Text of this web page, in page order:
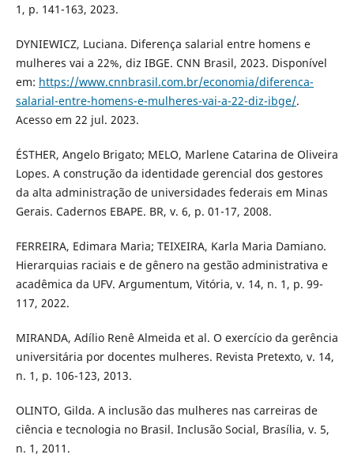
1, p. 141-163, 2023.
DYNIEWICZ, Luciana. Diferença salarial entre homens e
mulheres vai a 22%, diz IBGE. CNN Brasil, 2023. Disponível
em: https://www.cnnbrasil.com.br/economia/diferenca-
salarial-entre-homens-e-mulheres-vai-a-22-diz-ibge/.
Acesso em 22 jul. 2023.
ÉSTHER, Angelo Brigato; MELO, Marlene Catarina de Oliveira
Lopes. A construção da identidade gerencial dos gestores
da alta administração de universidades federais em Minas
Gerais. Cadernos EBAPE. BR, v. 6, p. 01-17, 2008.
FERREIRA, Edimara Maria; TEIXEIRA, Karla Maria Damiano.
Hierarquias raciais e de gênero na gestão administrativa e
acadêmica da UFV. Argumentum, Vitória, v. 14, n. 1, p. 99-
117, 2022.
MIRANDA, Adílio Renê Almeida et al. O exercício da gerência
universitária por docentes mulheres. Revista Pretexto, v. 14,
n. 1, p. 106-123, 2013.
OLINTO, Gilda. A inclusão das mulheres nas carreiras de
ciência e tecnologia no Brasil. Inclusão Social, Brasília, v. 5,
n. 1, 2011.